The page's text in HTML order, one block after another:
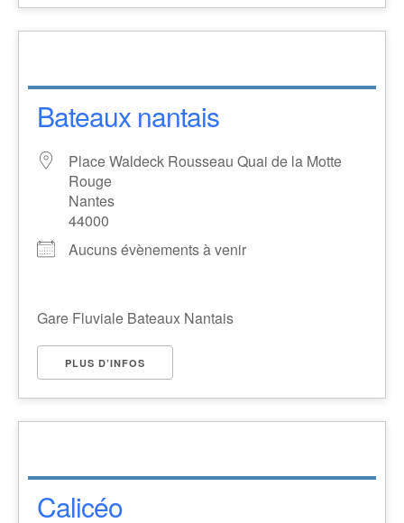
Bateaux nantais
Place Waldeck Rousseau Quai de la Motte
Rouge
Nantes
44000
Aucuns évènements à venir
Gare Fluviale Bateaux Nantais
PLUS D’INFOS
Calicéo